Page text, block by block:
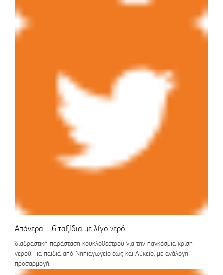
Απόνερα – 6 ταξίδια με λίγο νερό…
διαδραστική παράσταση κουκλοθεάτρου για την παγκόσμια κρίση
νερού. Για παιδιά από Νηπιαγωγείο έως και Λύκειο, με ανάλογη
προσαρμογή.